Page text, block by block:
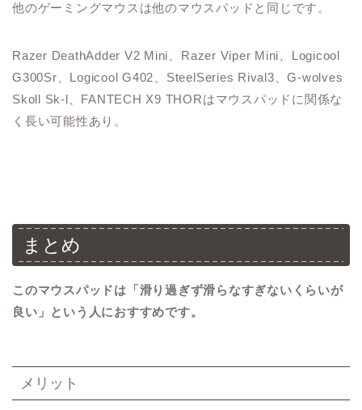
他のゲーミングマウスは他のマウスパッドと同じです。
Razer DeathAdder V2 Mini、Razer Viper Mini、Logicool
G300Sr、Logicool G402、SteelSeries Rival3、G-wolves
Skoll Sk-l、FANTECH X9 THORはマウスパッドに関係な
く長い可能性あり。
まとめ
このマウスパッドは「滑り過ぎず滑らなすぎないくらいが
良い」という人におすすめです。
メリット